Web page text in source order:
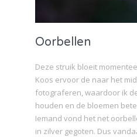
Oorbellen
Deze struik bloeit
Koos ervoor de naar het
fotograferen, waardoor ik
houden en de bloemen
Iemand vond het net
in zilver gegoten. Dus